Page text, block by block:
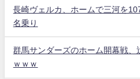
長崎ヴェルカ、ホームで三河を
名乗り
群馬サンダーズのホーム開幕戦、
ｗｗｗ